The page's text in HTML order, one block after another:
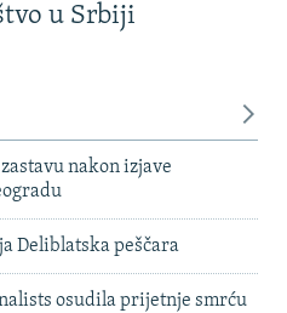
u Srbiji
nakon izjave
Deliblatska peščara
osudila prijetnje smrću